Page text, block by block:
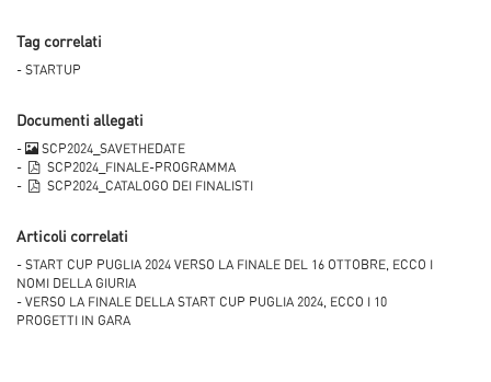
Tag correlati
- STARTUP
Documenti allegati
-
SCP2024_SAVETHEDATE
-
SCP2024_FINALE-PROGRAMMA
-
SCP2024_CATALOGO DEI FINALISTI
Articoli correlati
- START CUP PUGLIA 2024 VERSO LA FINALE DEL 16 OTTOBRE, ECCO I
NOMI DELLA GIURIA
- VERSO LA FINALE DELLA START CUP PUGLIA 2024, ECCO I 10
PROGETTI IN GARA